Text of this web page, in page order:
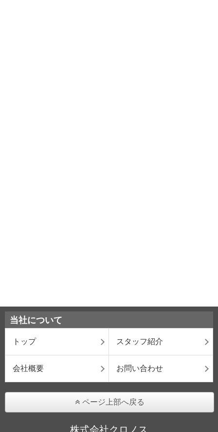
当社について
トップ スタッフ紹介
会社概要 お問い合わせ
ページ上部へ戻る
株式会社クロノス